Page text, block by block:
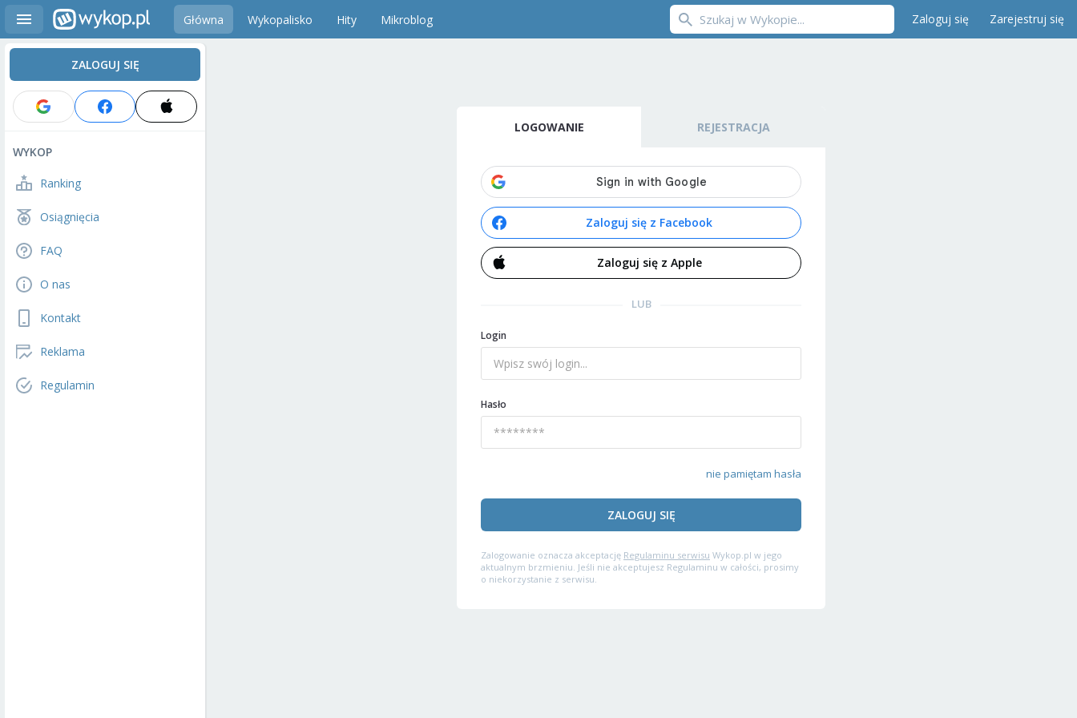
Główna Wykopalisko Hity Mikroblog Zaloguj się Zarejestruj się
ZALOGUJ SIĘ
WYKOP
Ranking
Osiągnięcia
FAQ
O nas
Kontakt
Reklama
Regulamin
LOGOWANIE REJESTRACJA
Zaloguj się z Facebook
Zaloguj się z Apple
LUB
Login
Hasło
nie pamiętam hasła
ZALOGUJ SIĘ
Zalogowanie oznacza akceptację Regulaminu serwisu Wykop.pl w jego
aktualnym brzmieniu. Jeśli nie akceptujesz Regulaminu w całości, prosimy
o niekorzystanie z serwisu.